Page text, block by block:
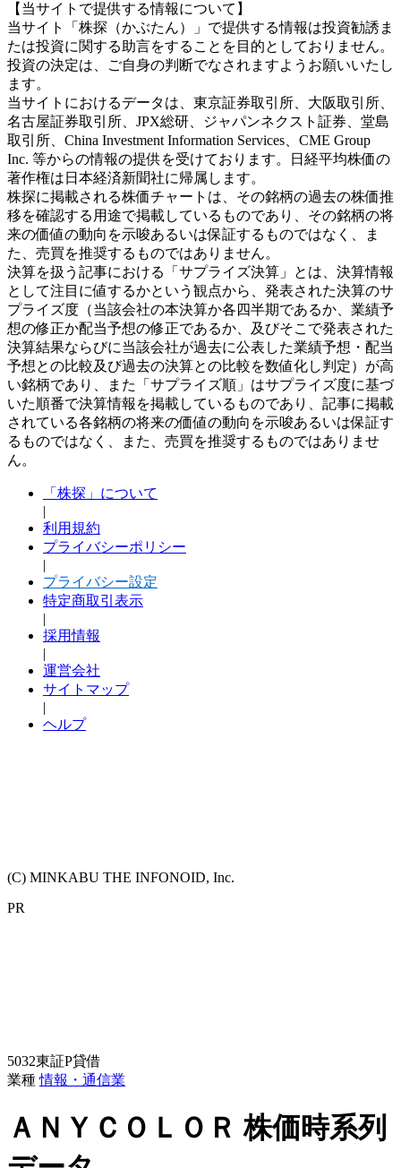
【当サイトで提供する情報について】
当サイト「株探（かぶたん）」で提供する情報は投資勧誘ま
たは投資に関する助言をすることを目的としておりません。
投資の決定は、ご自身の判断でなされますようお願いいたし
ます。
当サイトにおけるデータは、東京証券取引所、大阪取引所、
名古屋証券取引所、JPX総研、ジャパンネクスト証券、堂島
取引所、China Investment Information Services、CME Group
Inc. 等からの情報の提供を受けております。日経平均株価の
著作権は日本経済新聞社に帰属します。
株探に掲載される株価チャートは、その銘柄の過去の株価推
移を確認する用途で掲載しているものであり、その銘柄の将
来の価値の動向を示唆あるいは保証するものではなく、ま
た、売買を推奨するものではありません。
決算を扱う記事における「サプライズ決算」とは、決算情報
として注目に値するかという観点から、発表された決算のサ
プライズ度（当該会社の本決算か各四半期であるか、業績予
想の修正か配当予想の修正であるか、及びそこで発表された
決算結果ならびに当該会社が過去に公表した業績予想・配当
予想との比較及び過去の決算との比較を数値化し判定）が高
い銘柄であり、また「サプライズ順」はサプライズ度に基づ
いた順番で決算情報を掲載しているものであり、記事に掲載
されている各銘柄の将来の価値の動向を示唆あるいは保証す
るものではなく、また、売買を推奨するものではありませ
ん。
「株探」について
|
利用規約
プライバシーポリシー
|
プライバシー設定
特定商取引表示
|
採用情報
|
運営会社
サイトマップ
|
ヘルプ
(C) MINKABU THE INFONOID, Inc.
PR
5032東証P貸借
業種情報・通信業
ＡＮＹＣＯＬＯＲ株価時系列